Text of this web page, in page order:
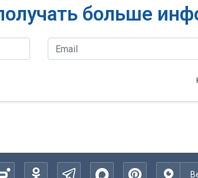
больше